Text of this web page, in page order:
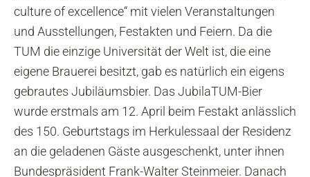
culture of excellence“ mit vielen Veranstaltungen
und Ausstellungen, Festakten und Feiern. Da die
TUM die einzige Universität der Welt ist, die eine
eigene Brauerei besitzt, gab es natürlich ein eigens
gebrautes Jubiläumsbier. Das JubilaTUM-Bier
wurde erstmals am 12. April beim Festakt anlässlich
des 150. Geburtstags im Herkulessaal der Residenz
an die geladenen Gäste ausgeschenkt, unter ihnen
Bundespräsident Frank-Walter Steinmeier. Danach